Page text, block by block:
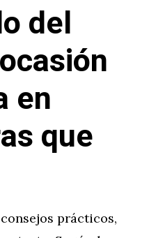
del
en
que
prácticos,